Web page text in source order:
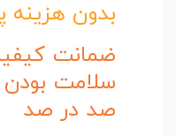
بدون
ضمانت
سلامت
صد در صد